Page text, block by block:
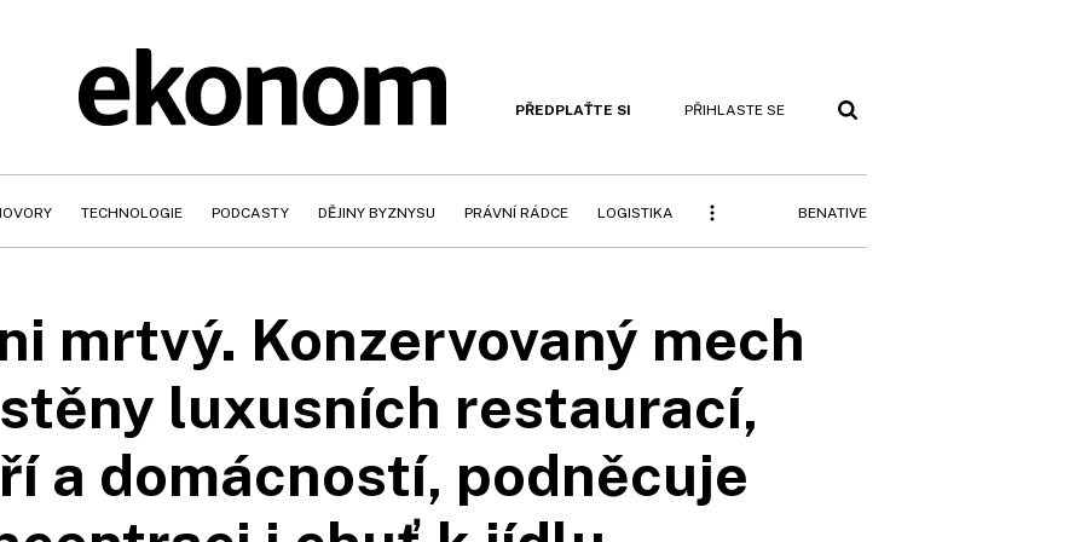
PŘEDPLAŤTE SI PŘIHLASTE SE
TECHNOLOGIE PODCASTY DĚJINY BYZNYSU PRÁVNÍ RÁDCE LOGISTIKA BENATIVE
mrtvý. Konzervovaný mech
luxusních restaurací,
a domácností, podněcuje